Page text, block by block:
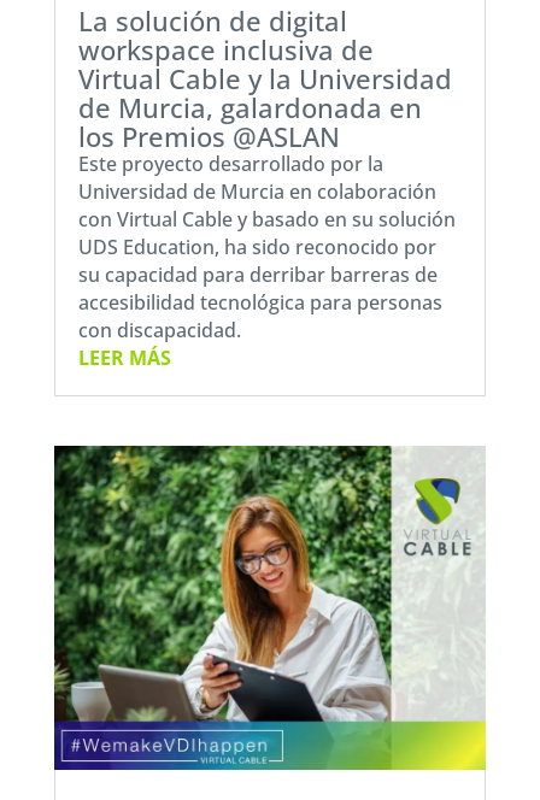
La solución de digital
workspace inclusiva de
Virtual Cable y la Universidad
de Murcia, galardonada en
los Premios @ASLAN
Este proyecto desarrollado por la
Universidad de Murcia en colaboración
con Virtual Cable y basado en su solución
UDS Education, ha sido reconocido por
su capacidad para derribar barreras de
accesibilidad tecnológica para personas
con discapacidad.
LEER MÁS